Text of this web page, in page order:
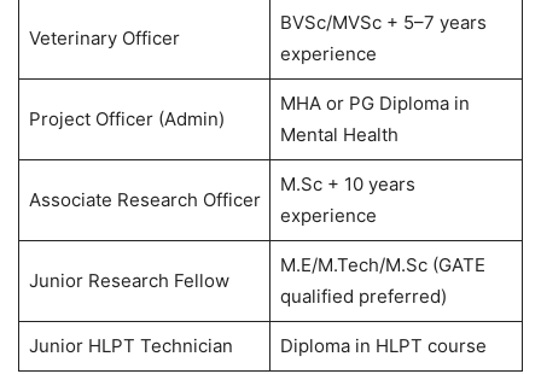
Veterinary Officer
BVSc/MVSc + 5–7 years
experience
Project Officer (Admin)
MHA or PG Diploma in
Mental Health
Associate Research Officer
M.Sc + 10 years
experience
Junior Research Fellow
M.E/M.Tech/M.Sc (GATE
qualified preferred)
Junior HLPT Technician Diploma in HLPT course